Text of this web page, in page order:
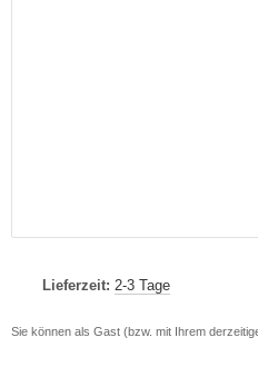
Lieferzeit: 2-3 Tage
Sie können als Gast (bzw. mit Ihrem